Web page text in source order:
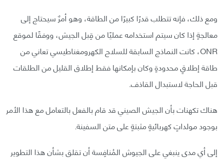
ومع ذلك، فإنه تتطلب قدرًا كبيرًا من الطاقة، وهو أمرٌ سيحتاج إلى
معالجةٍ إذا كان سيتم استخدامه عمليًا من قِبل الجيش، ووفقًا لموقع
ONR، كانت النماذج السابقة للسلاح الكهرومغناطيسي تعاني من
طاقة إطلاقٍ محدودةٍ وكان بإمكانها فقط إطلاق القليل من الطلقات
قبل الحاجة لاستبدال القاذف.
هناك تكهنات بأن الجيش الصيني قد قام بالفعل بالتعامل مع هذا الأمر
بوجود مولداتٍ كهربائيةٍ مثبتةٍ على متن السفينة.
إلى أي مدى ينبغي على الجيوش المُنافِسة أن تقلق بشأن هذا التطوير